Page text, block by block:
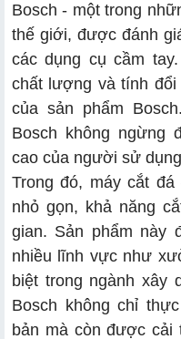
3.1 Điểm giống nhau
3.2 Điểm khác nhau
Bosch - một trong
thế giới, được đánh
các dụng cụ cầm
chất lượng và tính
của sản phẩm
Bosch không ngừng
cao của người sử
Trong đó, máy cắt
nhỏ gọn, khả năng
gian. Sản phẩm này
nhiều lĩnh vực như
biệt trong ngành xây
Bosch không chỉ
bản mà còn được cải